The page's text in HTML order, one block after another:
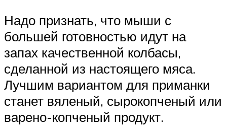
Надо признать, что мыши с
большей готовностью идут на
запах качественной колбасы,
сделанной из настоящего мяса.
Лучшим вариантом для приманки
станет вяленый, сырокопченый или
варено-копченый продукт.